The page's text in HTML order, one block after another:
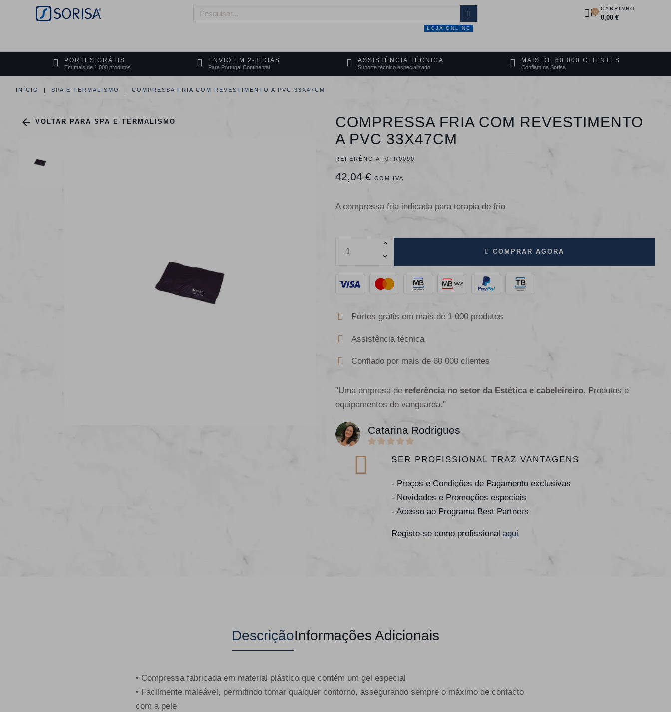
0 CARRINHO
0,00 €
LOJA ONLINE
PORTES GRÁTIS
Em mais de 1 000 produtos
ENVIO EM 2-3 DIAS
Para Portugal Continental
ASSISTÊNCIA TÉCNICA
Suporte técnico especializado
MAIS DE 60 000 CLIENTES
Confiam na Sorisa
INÍCIO SPA E TERMALISMO COMPRESSA FRIA COM REVESTIMENTO A PVC 33X47CM
 VOLTAR PARA SPA E TERMALISMO
COMPRESSA FRIA COM REVESTIMENTO
A PVC 33X47CM
REFERÊNCIA: 0TR0090
42,04 € COM IVA
A compressa fria indicada para terapia de frio
COMPRAR AGORA
Portes grátis em mais de 1 000 produtos
Assistência técnica
Confiado por mais de 60 000 clientes
"Uma empresa de referência no setor da Estética e cabeleireiro. Produtos e
equipamentos de vanguarda."
Catarina Rodrigues
SER PROFISSIONAL TRAZ VANTAGENS
- Preços e Condições de Pagamento exclusivas
- Novidades e Promoções especiais
- Acesso ao Programa Best Partners
Registe-se como profissionalaqui
DescriçãoInformações Adicionais
• Compressa fabricada em material plástico que contém um gel especial
• Facilmente maleável, permitindo tomar qualquer contorno, assegurando sempre o máximo de contacto
com a pele